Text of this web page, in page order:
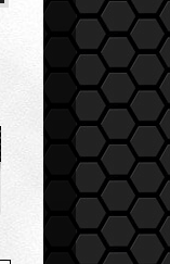
Вал коленчатый
11183, 11186,
21114, 21116,
21129